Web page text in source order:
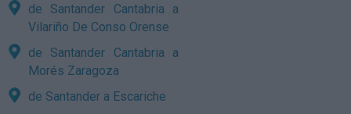
de Santander Cantabria a
Vilariño De Conso Orense
de Santander Cantabria a
Morés Zaragoza
de Santander a Escariche